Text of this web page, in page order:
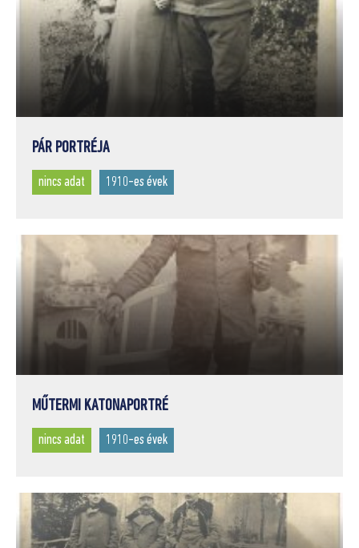
PÁR PORTRÉJA
nincs adat 1910-es évek
MŰTERMI KATONAPORTRÉ
nincs adat 1910-es évek